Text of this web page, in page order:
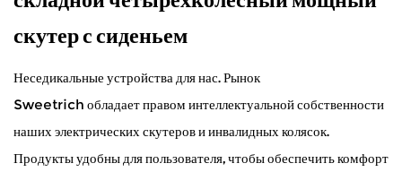
скутер с сиденьем
Неседикальные устройства для нас. Рынок
Sweetrich обладает правом интеллектуальной собственности
наших электрических скутеров и инвалидных колясок.
Продукты удобны для пользователя, чтобы обеспечить комфорт